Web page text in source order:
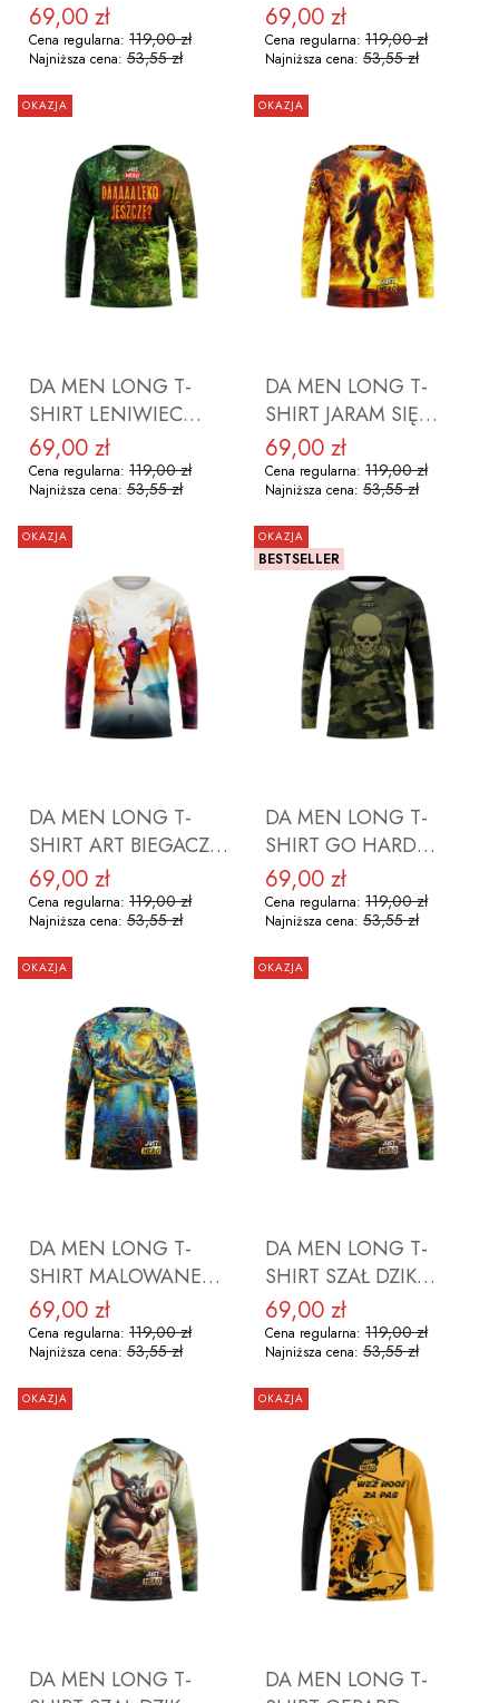
Cena promocyjna
69,00 zł
Cena regularna: 119,00 zł
Najniższa cena: 53,55 zł
DO KOSZYKA
Cena promocyjna
69,00 zł
Cena regularna: 119,00 zł
Najniższa cena: 53,55 zł
DO KOSZYKA
OKAZJA
DA MEN LONG T-
SHIRT LENIWIEC
Cena promocyjna
69,00 zł
Cena regularna: 119,00 zł
Najniższa cena: 53,55 zł
DO KOSZYKA
OKAZJA
DA MEN LONG T-
SHIRT JARAM SIĘ
Cena promocyjna
69,00 zł
Cena regularna: 119,00 zł
Najniższa cena: 53,55 zł
DO KOSZYKA
OKAZJA
DA MEN LONG T-
SHIRT ART BIEGACZ
Cena promocyjna
69,00 zł
Cena regularna: 119,00 zł
Najniższa cena: 53,55 zł
DO KOSZYKA
OKAZJA
BESTSELLER
DA MEN LONG T-
SHIRT GO HARD
Cena promocyjna
69,00 zł
Cena regularna: 119,00 zł
Najniższa cena: 53,55 zł
DO KOSZYKA
OKAZJA
DA MEN LONG T-
SHIRT MALOWANE
Cena promocyjna
69,00 zł
Cena regularna: 119,00 zł
Najniższa cena: 53,55 zł
DO KOSZYKA
OKAZJA
DA MEN LONG T-
SHIRT SZAŁ DZIK
Cena promocyjna
69,00 zł
Cena regularna: 119,00 zł
Najniższa cena: 53,55 zł
DO KOSZYKA
OKAZJA
DA MEN LONG T-
OKAZJA
DA MEN LONG T-